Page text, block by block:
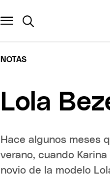
NOTAS
Lola
Hace algunos meses
verano, cuando
novio de la modelo